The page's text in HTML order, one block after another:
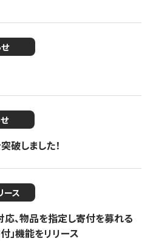
破しました！
ース
、物品を指定し寄付を募れる
」機能をリリース